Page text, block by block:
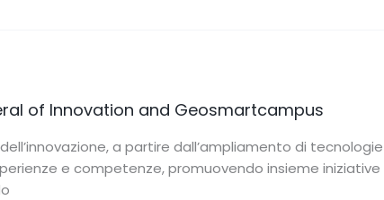
of Innovation and Geosmartcampus
a partire dall’ampliamento di
e competenze, promuovendo insieme iniziative